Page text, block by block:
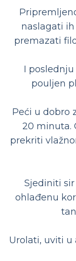
naslagati
premazati
I
pouljen
Peći u dobro
20 minuta.
prekriti
Sjediniti
ohlađenu
Urolati, uviti u